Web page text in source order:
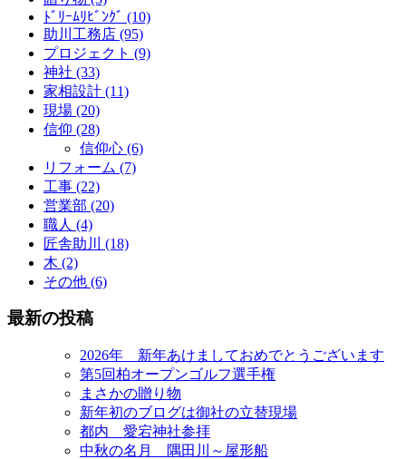
ﾄﾞﾘｰﾑﾘﾋﾞﾝｸﾞ (10)
助川工務店 (95)
プロジェクト (9)
神社 (33)
家相設計 (11)
現場 (20)
信仰 (28)
信仰心 (6)
リフォーム (7)
工事 (22)
営業部 (20)
職人 (4)
匠舎助川 (18)
木 (2)
その他 (6)
最新の投稿
2026年 新年あけましておめでとうございます
第5回柏オープンゴルフ選手権
まさかの贈り物
新年初のブログは御社の立替現場
都内 愛宕神社参拝
中秋の名月 隅田川～屋形船